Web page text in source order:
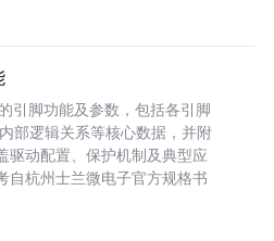
引脚功能及参数，包括各引脚
部逻辑关系等核心数据，并附
驱动配置、保护机制及典型应
自杭州士兰微电子官方规格书